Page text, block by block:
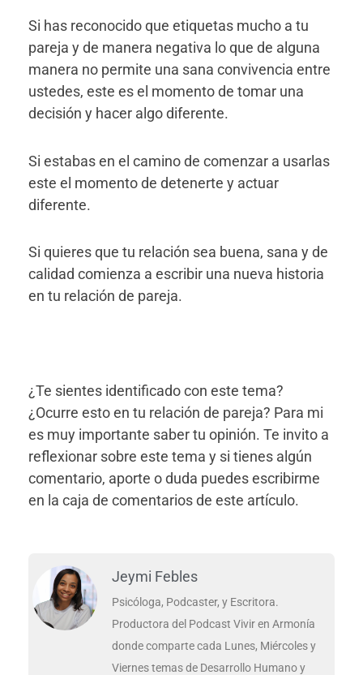
Si has reconocido que etiquetas mucho a tu
pareja y de manera negativa lo que de alguna
manera no permite una sana convivencia entre
ustedes, este es el momento de tomar una
decisión y hacer algo diferente.
Si estabas en el camino de comenzar a usarlas
este el momento de detenerte y actuar
diferente.
Si quieres que tu relación sea buena, sana y de
calidad comienza a escribir una nueva historia
en tu relación de pareja.
¿Te sientes identificado con este tema?
¿Ocurre esto en tu relación de pareja? Para mi
es muy importante saber tu opinión. Te invito a
reflexionar sobre este tema y si tienes algún
comentario, aporte o duda puedes escribirme
en la caja de comentarios de este artículo.
Jeymi Febles
Psicóloga, Podcaster, y Escritora.
Productora del Podcast Vivir en Armonía
donde comparte cada Lunes, Miércoles y
Viernes temas de Desarrollo Humano y